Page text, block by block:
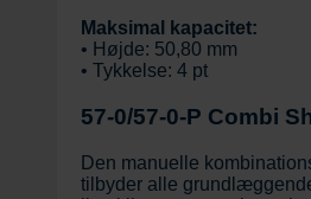
Maksimal kapacitet:
• Højde: 50,80 mm
• Tykkelse: 4 pt
57-0/57-0-P Combi
Den manuelle
tilbyder alle